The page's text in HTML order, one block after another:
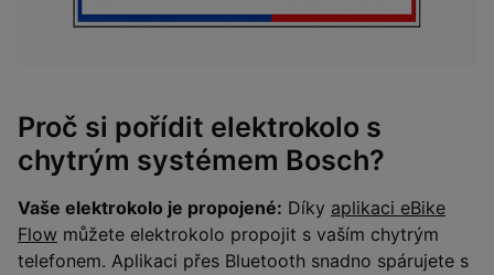
Proč si pořídit elektrokolo s
chytrým systémem Bosch?
Vaše elektrokolo je propojené: Díky aplikaci eBike
Flow můžete elektrokolo propojit s vaším chytrým
telefonem. Aplikaci přes Bluetooth snadno spárujete s